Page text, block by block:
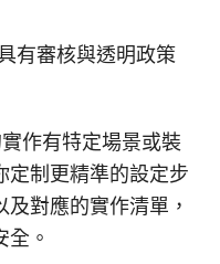
有審核與透明政策
作有特定場景或裝
定制更精準的設定步
對應的實作清單，
。